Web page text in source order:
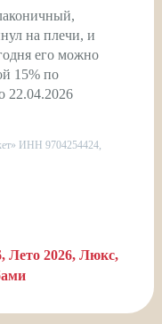
на плечи, и
его можно
15% по
22.04.2026
ИНН 9704254424,
Лето 2026 Люкс